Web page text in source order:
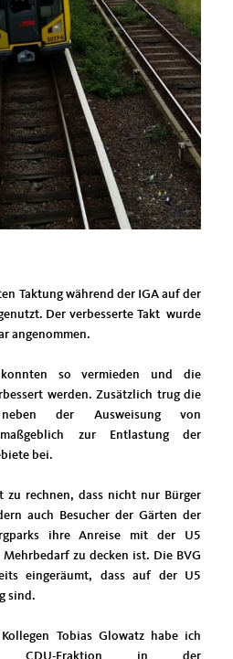
Taktung während der IGA auf der
Der verbesserte Takt wurde
angenommen.
konnten so vermieden und die
werden. Zusätzlich trug die
der Ausweisung von
maßgeblich zur Entlastung der
bei.
rechnen, dass nicht nur Bürger
auch Besucher der Gärten der
ihre Anreise mit der U5
zu decken ist. Die BVG
eingeräumt, dass auf der U5
sind.
Tobias Glowatz habe ich
Fraktion in der